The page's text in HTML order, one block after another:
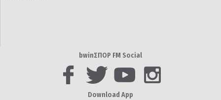
bwinΣΠΟΡ FM Social
Download App